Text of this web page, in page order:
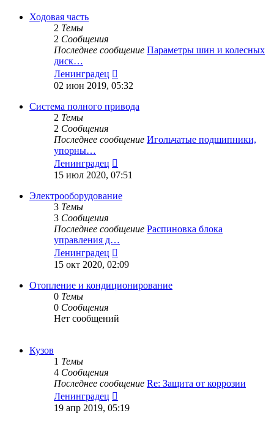
Ходовая часть
2 Темы
2 Сообщения
Последнее сообщение Параметры шин и колесных
диск…
Ленинградец
к
сообщению
02 июн 2019, 05:32
Система полного привода
2 Темы
2 Сообщения
Последнее сообщение Игольчатые подшипники,
упорны…
Ленинградец
к
сообщению
15 июл 2020, 07:51
Электрооборудование
3 Темы
3 Сообщения
Последнее сообщение Распиновка блока
управления д…
Ленинградец
к
сообщению
15 окт 2020, 02:09
Отопление и кондиционирование
0 Темы
0 Сообщения
Нет сообщений
Кузов
1 Темы
4 Сообщения
Последнее сообщение Re: Защита от коррозии
Ленинградец
к
19 апр 2019, 05:19